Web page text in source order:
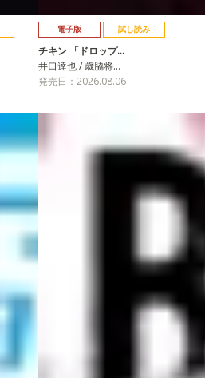
電子版 試し読み
チキン 「ドロップ…
井口達也 / 歳脇将…
発売日：2026.08.06